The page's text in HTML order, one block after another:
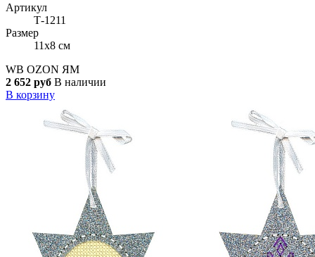
Артикул
Т-1211
Размер
11x8 см
WB OZON ЯМ
2 652 руб В наличии
В корзину